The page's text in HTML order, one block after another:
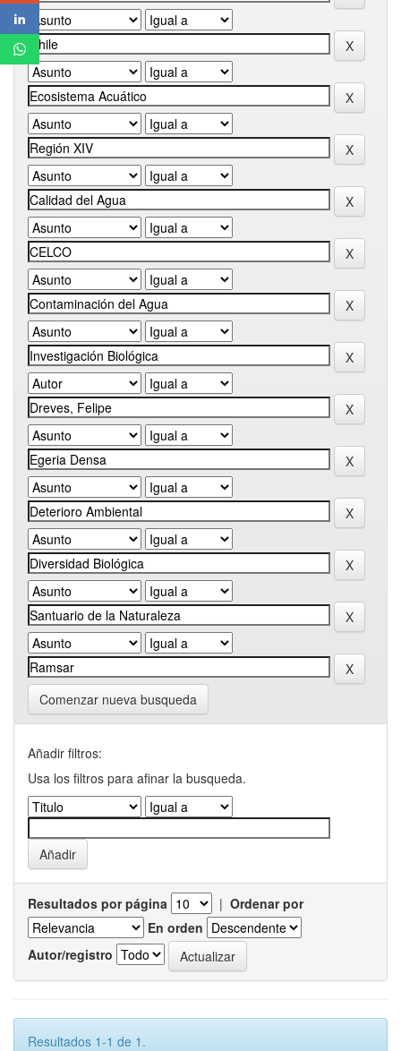
Comenzar nueva busqueda
Añadir filtros:
Usa los filtros para afinar la busqueda.
Resultados por página | Ordenar por
En orden
Autor/registro
Resultados 1-1 de 1.